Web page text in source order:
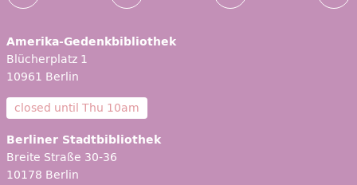
Facebook Mastodon Instagram
Amerika-Gedenkbibliothek
Blücherplatz 1
10961 Berlin
closed until Thu 10am
Berliner Stadtbibliothek
Breite Straße 30-36
10178 Berlin